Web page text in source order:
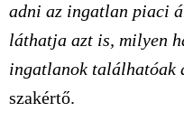
adni az ingatlan piaci
láthatja azt is, milyen
ingatlanok találhatóak
szakértő.